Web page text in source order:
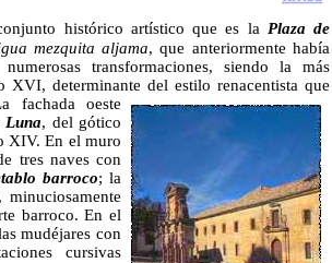
histórico artístico que es la Plaza de
mezquita aljama, que anteriormente había
transformaciones, siendo la más
XVI, determinante del estilo renacentista que
fachada oeste
Luna, del gótico
XIV. En el muro
tres naves con
barroco; la
, minuciosamente
barroco. En el
mudéjares con
cursivas